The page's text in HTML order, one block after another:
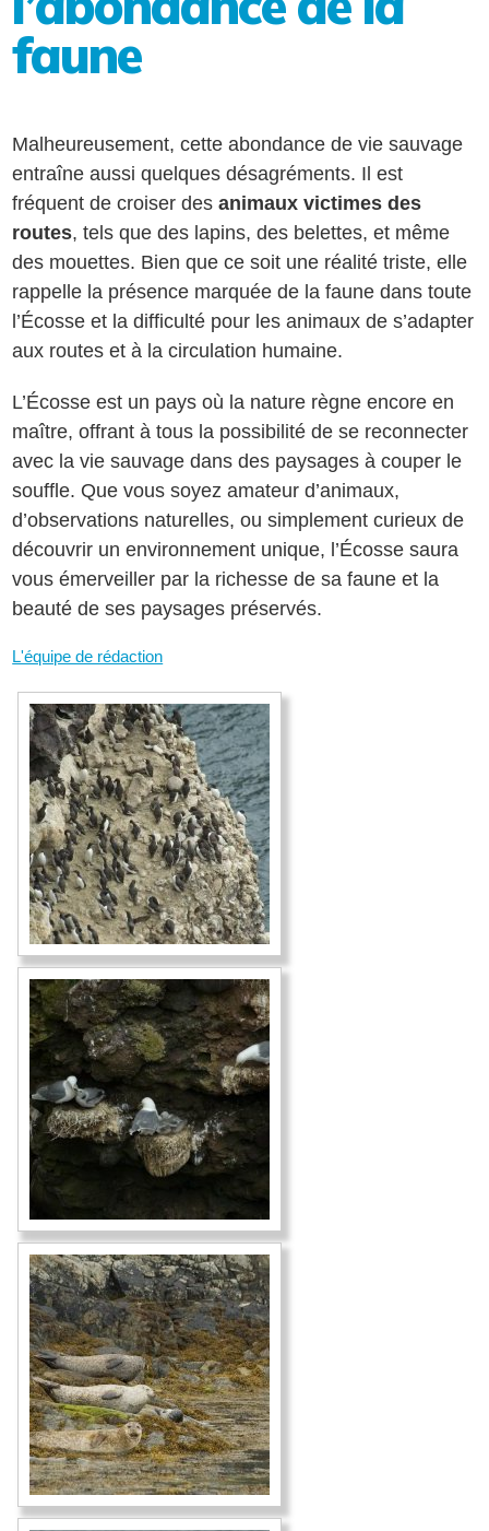
faune
Malheureusement, cette abondance de vie sauvage
entraîne aussi quelques désagréments. Il est
fréquent de croiser desanimaux victimes des
routes, tels que des lapins, des belettes, et même
des mouettes. Bien que ce soit une réalité triste, elle
rappelle la présence marquée de la faune dans toute
l’Écosse et la difficulté pour les animaux de s’adapter
aux routes et à la circulation humaine.
L’Écosse est un pays où la nature règne encore en
maître, offrant à tous la possibilité de se reconnecter
avec la vie sauvage dans des paysages à couper le
souffle. Que vous soyez amateur d’animaux,
d’observations naturelles, ou simplement curieux de
découvrir un environnement unique, l’Écosse saura
vous émerveiller par la richesse de sa faune et la
beauté de ses paysages préservés.
L'équipe de rédaction